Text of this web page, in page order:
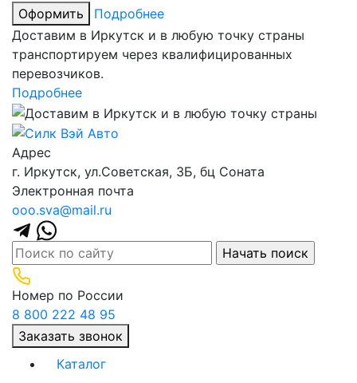
Оформить
Подробнее
Доставим в Иркутск и в любую точку страны
транспортируем через квалифицированных
перевозчиков.
Подробнее
Адрес
г. Иркутск, ул.​Советская, 3Б, бц Соната
Электронная почта
ooo.sva@mail.ru
Номер по России
8 800 222 48 95
Заказать звонок
Каталог